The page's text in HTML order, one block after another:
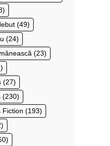
(49)
(24)
(23)
(27)
(230)
Fiction (193)